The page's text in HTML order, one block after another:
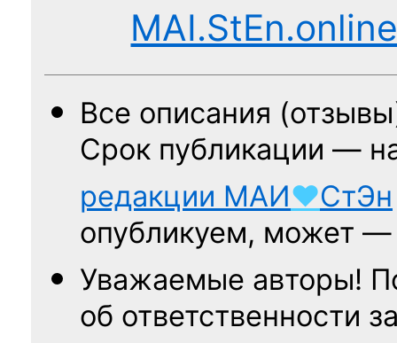
Все описания
Срок публикации —
редакции МАИ♥СтЭн
опубликуем, может
Уважаемые авторы!
об ответственности